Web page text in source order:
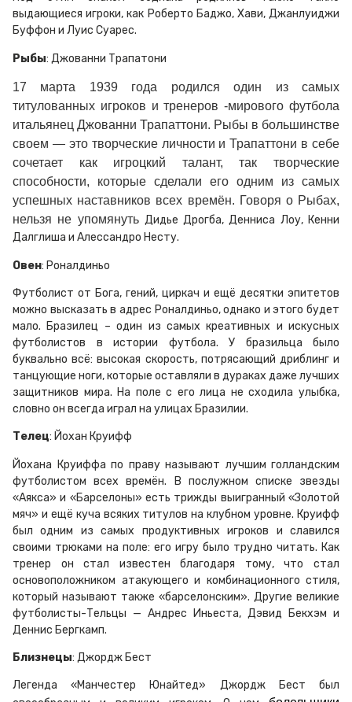
выдающиеся игроки, как Роберто Баджо, Хави, Джанлуиджи
Буффон и Луис Суарес.
Рыбы: Джованни Трапатони
17 марта 1939 года родился один из самых
титулованных игроков и тренеров -мирового футбола
итальянец Джованни Трапаттони. Рыбы в большинстве
своем — это творческие личности и Трапаттони в себе
сочетает как игроцкий талант, так творческие
способности, которые сделали его одним из самых
успешных наставников всех времён. Говоря о Рыбах,
нельзя не упомянуть Дидье Дрогба, Денниса Лоу, Кенни
Далглиша и Алессандро Несту.
Овен: Роналдиньо
Футболист от Бога, гений, циркач и ещё десятки эпитетов
можно высказать в адрес Роналдиньо, однако и этого будет
мало. Бразилец – один из самых креативных и искусных
футболистов в истории футбола. У бразильца было
буквально всё: высокая скорость, потрясающий дриблинг и
танцующие ноги, которые оставляли в дураках даже лучших
защитников мира. На поле с его лица не сходила улыбка,
словно он всегда играл на улицах Бразилии.
Телец: Йохан Круифф
Йохана Круиффа по праву называют лучшим голландским
футболистом всех времён. В послужном списке звезды
«Аякса» и «Барселоны» есть трижды выигранный «Золотой
мяч» и ещё куча всяких титулов на клубном уровне. Круифф
был одним из самых продуктивных игроков и славился
своими трюками на поле: его игру было трудно читать. Как
тренер он стал известен благодаря тому, что стал
основоположником атакующего и комбинационного стиля,
который называют также «барселонским». Другие великие
футболисты-Тельцы — Андрес Иньеста, Дэвид Бекхэм и
Деннис Бергкамп.
Близнецы: Джордж Бест
Легенда «Манчестер Юнайтед» Джордж Бест был